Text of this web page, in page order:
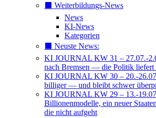
⬛️ Weiterbildungs-News
News
KI-News
Kategorien
⬛️ Neuste News:
KI JOURNAL KW 31 – 27.07.-
nach Bremsen — die Politik liefert
KI JOURNAL KW 30 – 20.-
billiger — und bleibt schwer
KI JOURNAL KW 29 – 13.-
Billionenmodelle, ein neuer
die nicht aufgeht